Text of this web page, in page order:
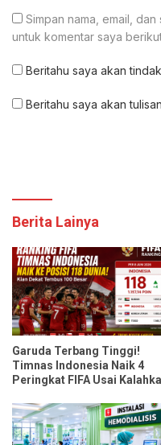
Simpan nama, email,
untuk komentar saya
Beritahu saya akan
Beritahu saya akan
Berita Lainya
Garuda Terbang Tinggi!
Timnas Indonesia Naik 4
Peringkat FIFA Usai